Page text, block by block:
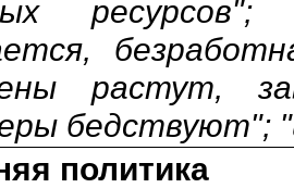
растут,
бедствуют";
политика